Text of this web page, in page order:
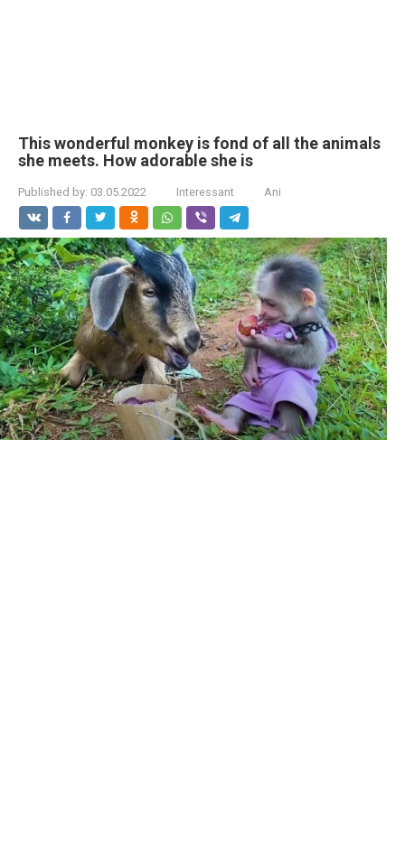
This wonderful monkey is fond of all the animals
she meets. How adorable she is
Published by: 03.05.2022 Interessant Ani